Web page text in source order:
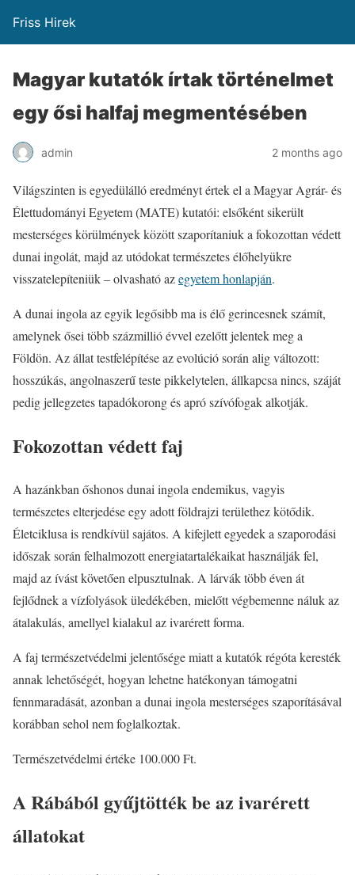
Friss Hirek
Magyar kutatók írtak történelmet
egy ősi halfaj megmentésében
admin 2 months ago
Világszinten is egyedülálló eredményt értek el a Magyar Agrár- és
Élettudományi Egyetem (MATE) kutatói: elsőként sikerült
mesterséges körülmények között szaporítaniuk a fokozottan védett
dunai ingolát, majd az utódokat természetes élőhelyükre
visszatelepíteniük – olvasható azegyetem honlapján.
A dunai ingola az egyik legősibb ma is élő gerincesnek számít,
amelynek ősei több százmillió évvel ezelőtt jelentek meg a
Földön. Az állat testfelépítése az evolúció során alig változott:
hosszúkás, angolnaszerű teste pikkelytelen, állkapcsa nincs, száját
pedig jellegzetes tapadókorong és apró szívófogak alkotják.
Fokozottan védett faj
A hazánkban őshonos dunai ingola endemikus, vagyis
természetes elterjedése egy adott földrajzi területhez kötődik.
Életciklusa is rendkívül sajátos. A kifejlett egyedek a szaporodási
időszak során felhalmozott energiatartalékaikat használják fel,
majd az ívást követően elpusztulnak. A lárvák több éven át
fejlődnek a vízfolyások üledékében, mielőtt végbemenne náluk az
átalakulás, amellyel kialakul az ivarérett forma.
A faj természetvédelmi jelentősége miatt a kutatók régóta keresték
annak lehetőségét, hogyan lehetne hatékonyan támogatni
fennmaradását, azonban a dunai ingola mesterséges szaporításával
korábban sehol nem foglalkoztak.
Természetvédelmi értéke 100.000 Ft.
A Rábából gyűjtötték be az ivarérett
állatokat